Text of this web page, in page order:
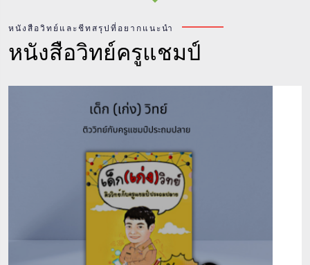
หนังสือวิทย์และชีทสรุปที่อยากแนะนำ
หนังสือวิทย์ครูแชมป์